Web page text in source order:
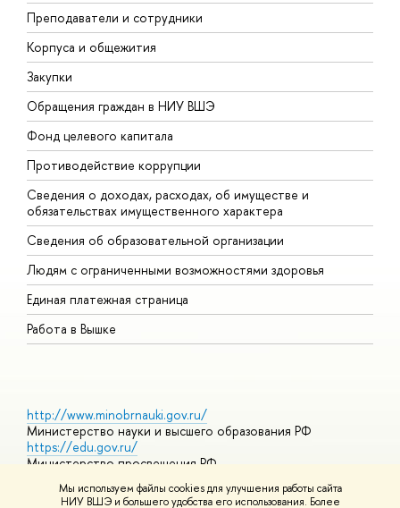
Мы используем файлы cookies для улучшения работы сайта
НИУ ВШЭ и большего удобства его использования. Более
Преподаватели и сотрудники
Корпуса и общежития
Закупки
Обращения граждан в НИУ ВШЭ
Фонд целевого капитала
Противодействие коррупции
Сведения о доходах, расходах, об имуществе и
обязательствах имущественного характера
Сведения об образовательной организации
Людям с ограниченными возможностями здоровья
Единая платежная страница
Работа в Вышке
http://www.minobrnauki.gov.ru/
Министерство науки и высшего образования РФ
https://edu.gov.ru/
Министерство просвещения РФ
https://elearning.hse.ru/mooc
Массовые открытые онлайн-курсы